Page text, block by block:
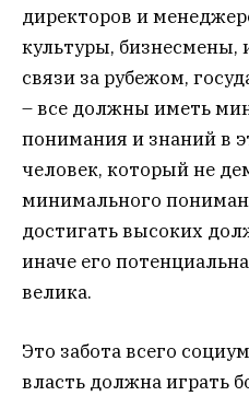
директоров и
культуры,
связи за рубежом,
– все должны иметь
понимания и знаний в
человек, который не
минимального
достигать высоких
иначе его
велика.
Это забота всего
власть должна играть